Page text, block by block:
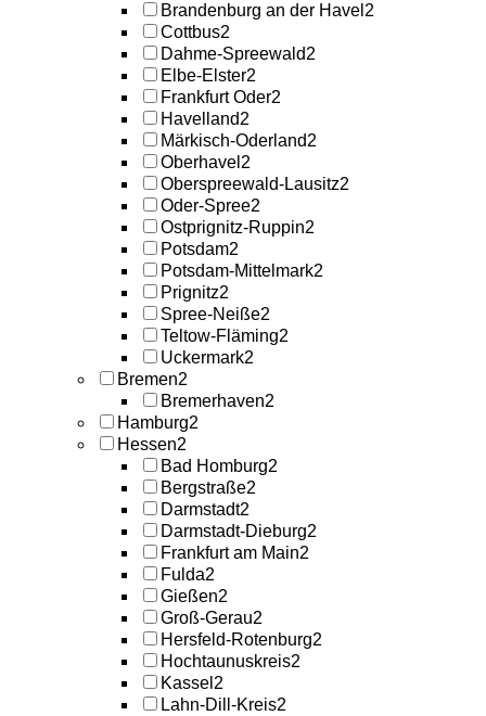
Brandenburg an der Havel 2
Cottbus2
Dahme-Spreewald2
Elbe-Elster2
Frankfurt Oder2
Havelland2
Märkisch-Oderland2
Oberhavel 2
Oberspreewald-Lausitz2
Oder-Spree2
Ostprignitz-Ruppin2
Potsdam2
Potsdam-Mittelmark2
Prignitz2
Spree-Neiße2
Teltow-Fläming2
Uckermark2
Bremen2
Bremerhaven2
Hamburg2
Hessen2
Bad Homburg2
Bergstraße2
Darmstadt2
Darmstadt-Dieburg2
Frankfurt am Main2
Fulda2
Gießen2
Groß-Gerau2
Hersfeld-Rotenburg2
Hochtaunuskreis2
Kassel 2
Lahn-Dill-Kreis2